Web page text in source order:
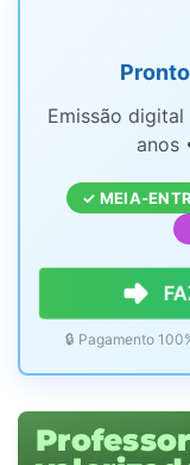
Emissão
anos
✓ MEIA-
🔒 Pagamento